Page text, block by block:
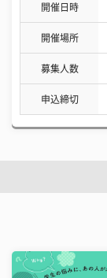
開催日時
開催場所
募集人数
申込締切